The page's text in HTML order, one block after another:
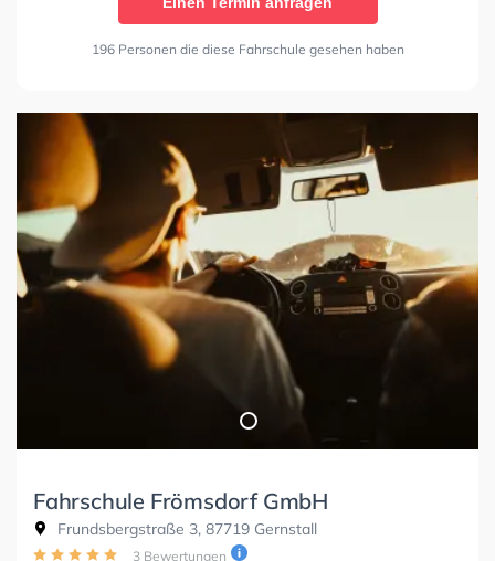
196 Personen die diese Fahrschule gesehen haben
Fahrschule Frömsdorf GmbH
Frundsbergstraße 3, 87719 Gernstall
3 Bewertungen